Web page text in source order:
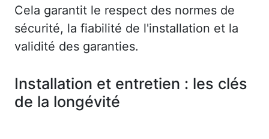
Cela garantit le respect des normes de
sécurité, la fiabilité de l'installation et la
validité des garanties.
Installation et entretien : les clés
de la longévité